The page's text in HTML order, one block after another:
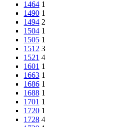
1464 1
1490 1
1494 2
1504 1
1505 1
1512 3
1521 4
1601 1
1663 1
1686 1
1688 1
1701 1
1720 1
1728 4